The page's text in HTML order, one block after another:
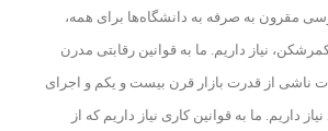
مقرون به صرفه به دانشگاه‌ها برای همه،
نیاز داریم. ما به قوانین رقابتی مدرن
ناشی از قدرت بازار قرن بیست و یکم و اجرای
داریم. ما به قوانین کاری نیاز داریم که از